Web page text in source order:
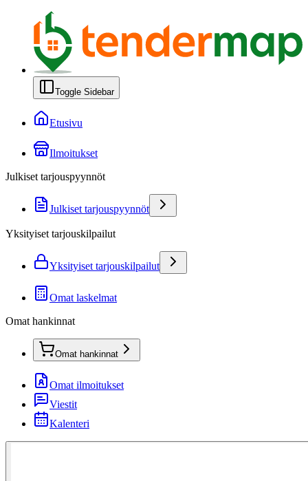
Toggle Sidebar
Etusivu
Ilmoitukset
Julkiset tarjouspyynnöt
Julkiset tarjouspyynnöt
Yksityiset tarjouskilpailut
Yksityiset tarjouskilpailut
Omat laskelmat
Omat hankinnat
Omat hankinnat
Omat ilmoitukset
Viestit
Kalenteri